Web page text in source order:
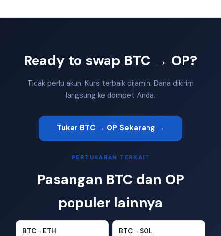
Ready to swap BTC → OP?
Tidak perlu akun. Kurs terbaik dijamin. Dana dikirim
langsung ke dompet Anda.
Tukar BTC → OP Sekarang →
PERTUKARAN TERKAIT
Pasangan BTC dan OP
populer lainnya
BTC→ ETH BTC→ SOL